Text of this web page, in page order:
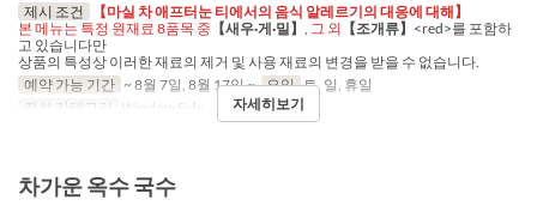
제시 조건
【마실 차 애프터눈 티에서의 음식 알레르기의 대응에 대해】
본 메뉴는 특정 원재료 8품목 중 【새우·게·밀】 , 그 외 【조개류】 <red>를 포함하
고 있습니다만
상품의 특성상 이러한 재료의 제거 및 사용 재료의 변경을 받을 수 없습니다.
예약 가능 기간 ~ 8월 7일, 8월 17일 ~ 요일 토, 일, 휴일
좌석 카테고리 Window Side 자세히보기
차가운 옥수 국수